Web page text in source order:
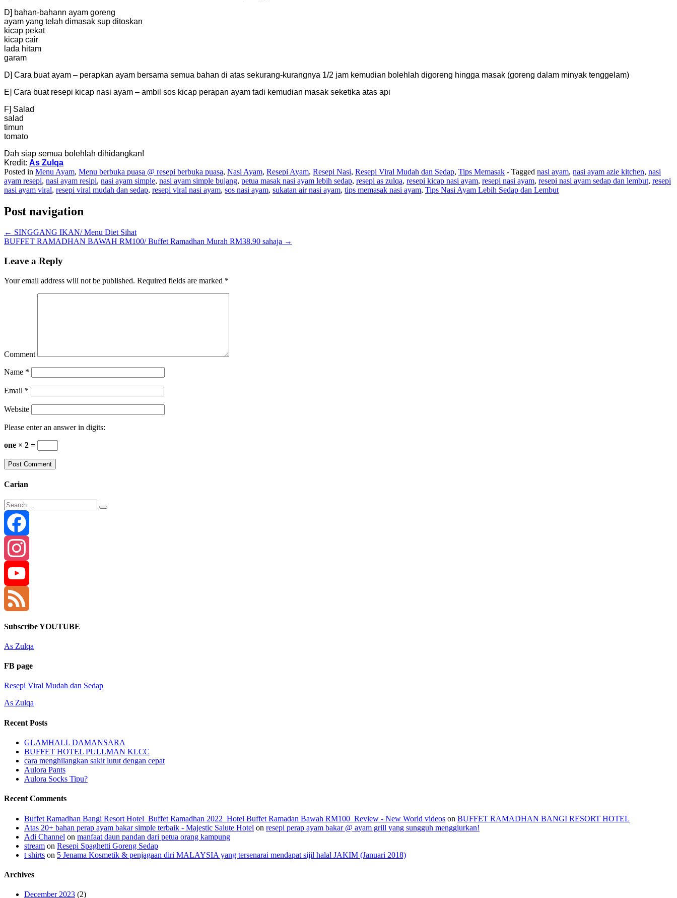
D] bahan-bahann ayam goreng
ayam yang telah dimasak sup ditoskan
kicap pekat
kicap cair
lada hitam
garam
D] Cara buat ayam – perapkan ayam bersama semua bahan di atas sekurang-kurangnya 1/2 jam kemudian bolehlah digoreng hingga masak (goreng dalam minyak tenggelam)
E] Cara buat resepi kicap nasi ayam – ambil sos kicap perapan ayam tadi kemudian masak seketika atas api
F] Salad
salad
timun
tomato
Dah siap semua bolehlah dihidangkan!
Kredit: As Zulqa
Posted in Menu Ayam, Menu berbuka puasa @ resepi berbuka puasa, Nasi Ayam, Resepi Ayam, Resepi Nasi, Resepi Viral Mudah dan Sedap, Tips Memasak - Tagged nasi ayam, nasi ayam azie kitchen, nasi
ayam resepi, nasi ayam resipi, nasi ayam simple, nasi ayam simple bujang, petua masak nasi ayam lebih sedap, resepi as zulqa, resepi kicap nasi ayam, resepi nasi ayam, resepi nasi ayam sedap dan lembut, resepi
nasi ayam viral, resepi viral mudah dan sedap, resepi viral nasi ayam, sos nasi ayam, sukatan air nasi ayam, tips memasak nasi ayam, Tips Nasi Ayam Lebih Sedap dan Lembut
Post navigation
← SINGGANG IKAN/ Menu Diet Sihat
BUFFET RAMADHAN BAWAH RM100/ Buffet Ramadhan Murah RM38.90 sahaja →
Leave a Reply
Your email address will not be published. Required fields are marked *
Comment
Name *
Email *
Website
Please enter an answer in digits:
one × 2 =
Carian
Facebook
Instagram
YouTube
Channel
Feed
Subscribe YOUTUBE
As Zulqa
FB page
Resepi Viral Mudah dan Sedap
As Zulqa
Recent Posts
GLAMHALL DAMANSARA
BUFFET HOTEL PULLMAN KLCC
cara menghilangkan sakit lutut dengan cepat
Aulora Pants
Aulora Socks Tipu?
Recent Comments
Buffet Ramadhan Bangi Resort Hotel_Buffet Ramadhan 2022_Hotel Buffet Ramadan Bawah RM100_Review - New World videos on BUFFET RAMADHAN BANGI RESORT HOTEL
Atas 20+ bahan perap ayam bakar simple terbaik - Majestic Salute Hotel on resepi perap ayam bakar @ ayam grill yang sungguh menggiurkan!
Adi Channel on manfaat daun pandan dari petua orang kampung
stream on Resepi Spaghetti Goreng Sedap
t shirts on 5 Jenama Kosmetik & penjagaan diri MALAYSIA yang tersenarai mendapat sijil halal JAKIM (Januari 2018)
Archives
December 2023 (2)